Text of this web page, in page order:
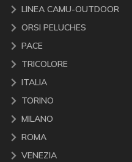
LINEA CAMU-OUTDOOR
ORSI PELUCHES
PACE
TRICOLORE
ITALIA
TORINO
MILANO
ROMA
VENEZIA